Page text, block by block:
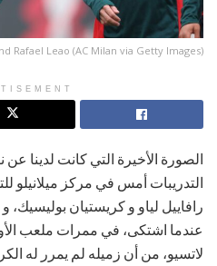
Rafael Leao (AC Milan via Getty Images)
الصورة الأخيرة التي كانت لدينا
التدريبات أمس في مركز ميلانيلو
رافاييل لياو و كريستيان بوليسيك،
عندما اشتكى، في ممرات ملعب
لاتسيو، من أن زميله لم يمرر له